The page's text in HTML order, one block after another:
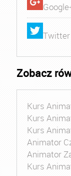
Twitter
Zobacz
Kurs
Kurs
Kurs
Animator
Animator
Kurs